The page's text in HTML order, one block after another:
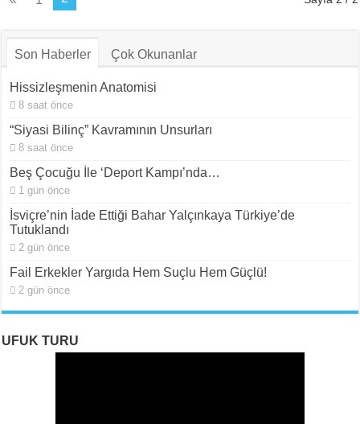
Son Haberler Çok Okunanlar
Hissizleşmenin Anatomisi
8 saat önce
“Siyasi Bilinç” Kavramının Unsurları
8 saat önce
Beş Çocuğu İle ‘Deport Kampı’nda…
1 gün önce
İsviçre’nin İade Ettiği Bahar Yalçınkaya Türkiye’de
Tutuklandı
2 gün önce
Fail Erkekler Yargıda Hem Suçlu Hem Güçlü!
2 gün önce
UFUK TURU